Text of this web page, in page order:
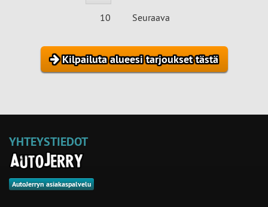
10 Seuraava
Kilpailuta alueesi tarjoukset tästä
YHTEYSTIEDOT
AutoJerryn asiakaspalvelu